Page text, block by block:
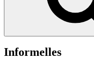
Informelles